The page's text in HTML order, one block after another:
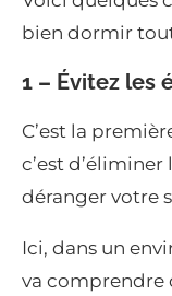
bien dormir
1 – Évitez les
C’est la
c’est
déranger votre
Ici, dans un
va comprendre